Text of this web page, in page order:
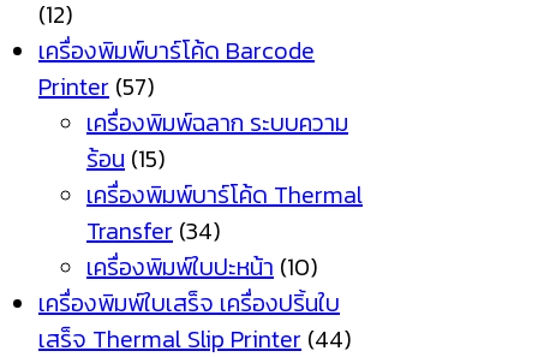
(12)
เครื่องพิมพ์บาร์โค้ด Barcode
Printer (57)
เครื่องพิมพ์ฉลาก ระบบความ
ร้อน (15)
เครื่องพิมพ์บาร์โค้ด Thermal
Transfer (34)
เครื่องพิมพ์ใบปะหน้า (10)
เครื่องพิมพ์ใบเสร็จ เครื่องปริ้นใบ
เสร็จ Thermal Slip Printer (44)